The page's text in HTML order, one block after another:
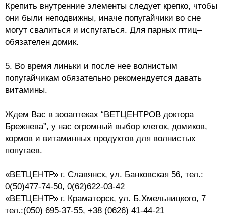
Крепить внутренние элементы следует крепко, чтобы
они были неподвижны, иначе попугайчики во сне
могут свалиться и испугаться. Для парных птиц–
обязателен домик.
5. Во время линьки и после нее волнистым
попугайчикам обязательно рекомендуется давать
витамины.
Ждем Вас в зооаптеках “ВЕТЦЕНТРОВ доктора
Брежнева”, у нас огромный выбор клеток, домиков,
кормов и витаминных продуктов для волнистых
попугаев.
«ВЕТЦЕНТР» г. Славянск, ул. Банковская 56, тел.:
0(50)477-74-50, 0(62)622-03-42
«ВЕТЦЕНТР» г. Краматорск, ул. Б.Хмельницкого, 7
тел.:(050) 695-37-55, +38 (0626) 41-44-21